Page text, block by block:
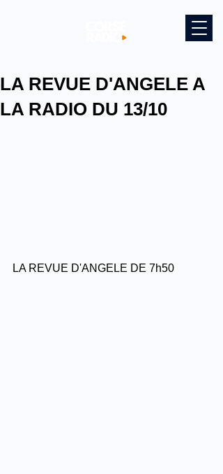
LA REVUE D'ANGELE A
LA RADIO DU 13/10
LA REVUE D'ANGELE DE 7h50